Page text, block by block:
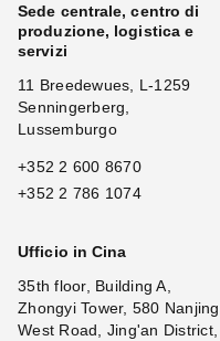
Sede centrale, centro di
produzione, logistica e
servizi
11 Breedewues, L-1259
Senningerberg,
Lussemburgo
+352 2 600 8670
+352 2 786 1074
Ufficio in Cina
35th floor, Building A,
Zhongyi Tower, 580 Nanjing
West Road, Jing'an District,